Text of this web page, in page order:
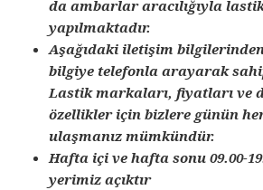
da ambarlar aracılığıyla
yapılmaktadır.
Aşağıdaki iletişim
bilgiye telefonla arayarak
Lastik markaları, fiyatları ve
özellikler için bizlere günün
ulaşmanız mümkündür.
Hafta içi ve hafta sonu 09.00-
yerimiz açıktır